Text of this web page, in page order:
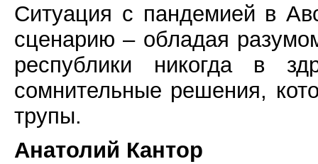
Ситуация с пандемией в
сценарию – обладая
республики никогда в
сомнительные решения,
трупы.
Анатолий Кантор